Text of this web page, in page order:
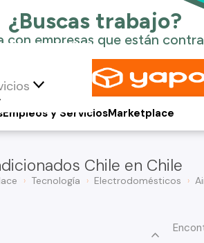
Empleos y ServiciosMarketplace
Chile en Chile
Tecnología Electrodomésticos